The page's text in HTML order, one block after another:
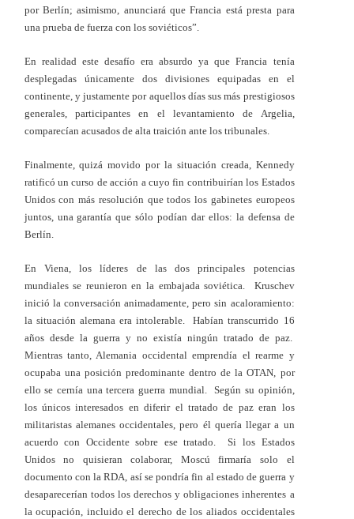
por Berlín; asimismo, anunciará que Francia está presta para
una prueba de fuerza con los soviéticos”.
En realidad este desafío era absurdo ya que Francia tenía
desplegadas únicamente dos divisiones equipadas en el
continente, y justamente por aquellos días sus más prestigiosos
generales, participantes en el levantamiento de Argelia,
comparecían acusados de alta traición ante los tribunales.
Finalmente, quizá movido por la situación creada, Kennedy
ratificó un curso de acción a cuyo fin contribuirían los Estados
Unidos con más resolución que todos los gabinetes europeos
juntos, una garantía que sólo podían dar ellos: la defensa de
Berlín.
En Viena, los líderes de las dos principales potencias
mundiales se reunieron en la embajada soviética. Kruschev
inició la conversación animadamente, pero sin acaloramiento:
la situación alemana era intolerable. Habían transcurrido 16
años desde la guerra y no existía ningún tratado de paz.
Mientras tanto, Alemania occidental emprendía el rearme y
ocupaba una posición predominante dentro de la OTAN, por
ello se cernía una tercera guerra mundial. Según su opinión,
los únicos interesados en diferir el tratado de paz eran los
militaristas alemanes occidentales, pero él quería llegar a un
acuerdo con Occidente sobre ese tratado. Si los Estados
Unidos no quisieran colaborar, Moscú firmaría solo el
documento con la RDA, así se pondría fin al estado de guerra y
desaparecerían todos los derechos y obligaciones inherentes a
la ocupación, incluido el derecho de los aliados occidentales